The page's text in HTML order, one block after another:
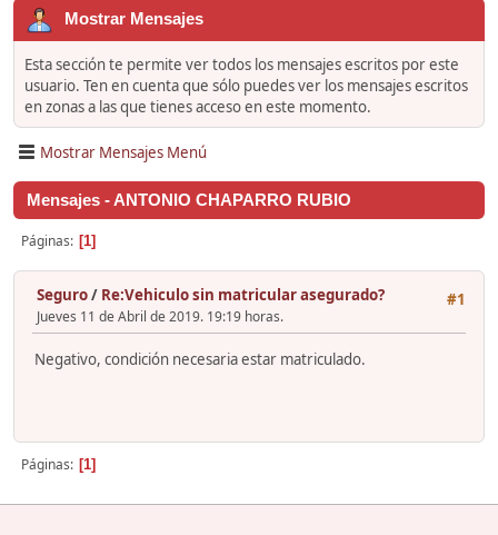
Mostrar Mensajes
Esta sección te permite ver todos los mensajes escritos por este
usuario. Ten en cuenta que sólo puedes ver los mensajes escritos
en zonas a las que tienes acceso en este momento.
Mostrar Mensajes Menú
Mensajes - ANTONIO CHAPARRO RUBIO
Páginas 1
#1
Seguro/ Re:Vehiculo sin matricular asegurado?
Jueves 11 de Abril de 2019. 19:19 horas.
Negativo, condición necesaria estar matriculado.
Páginas 1